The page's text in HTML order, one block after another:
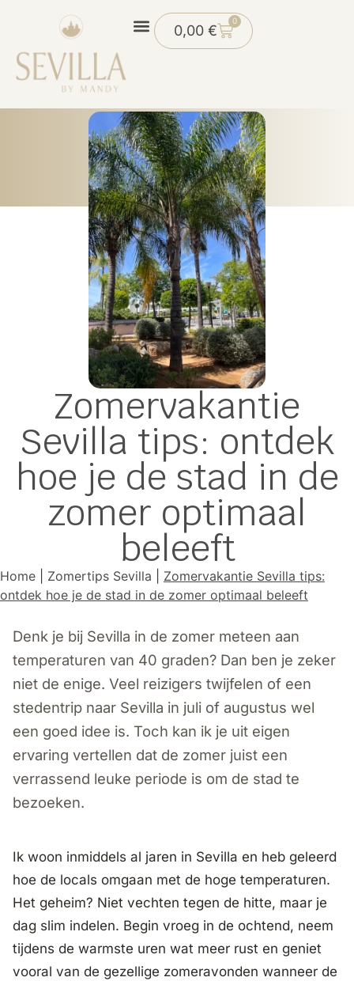
0,00€
0
Zomervakantie
Sevilla tips: ontdek
hoe je de stad in de
zomer optimaal
beleeft
Home Zomertips Sevilla
Zomervakantie Sevilla tips:
ontdek hoe je de stad in de zomer optimaal beleeft
Denk je bij Sevilla in de zomer meteen aan
temperaturen van 40 graden? Dan ben je zeker
niet de enige. Veel reizigers twijfelen of een
stedentrip naar Sevilla in juli of augustus wel
een goed idee is. Toch kan ik je uit eigen
ervaring vertellen dat de zomer juist een
verrassend leuke periode is om de stad te
bezoeken.
Ik woon inmiddels al jaren in Sevilla en heb geleerd
hoe de locals omgaan met de hoge temperaturen.
Het geheim? Niet vechten tegen de hitte, maar je
dag slim indelen. Begin vroeg in de ochtend, neem
tijdens de warmste uren wat meer rust en geniet
vooral van de gezellige zomeravonden wanneer de